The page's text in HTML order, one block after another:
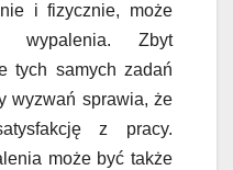
i fizycznie, może
wypalenia. Zbyt
tych samych zadań
wyzwań sprawia, że
z pracy.
może być także